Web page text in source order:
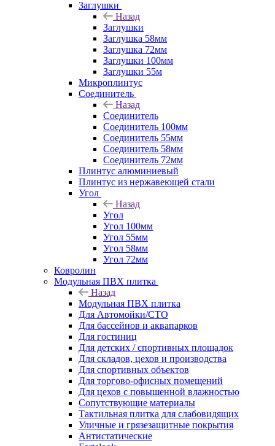
Заглушки
Назад
Заглушки
Заглушка 58мм
Заглушка 72мм
Заглушки 100мм
Заглушки 55м
Микроплинтус
Соединитель
Назад
Соединитель
Соединитель 100мм
Соединитель 55мм
Соединитель 58мм
Соединитель 72мм
Плинтус алюминиевый
Плинтус из нержавеющей стали
Угол
Назад
Угол
Угол 100мм
Угол 55мм
Угол 58мм
Угол 72мм
Ковролин
Модульная ПВХ плитка
Назад
Модульная ПВХ плитка
Для Автомойки/СТО
Для бассейнов и аквапарков
Для гостиниц
Для детских / спортивных площадок
Для складов, цехов и производства
Для спортивных объектов
Для торгово-офисных помещений
Для цехов с повышенной влажностью
Сопутствующие материалы
Тактильная плитка для слабовидящих
Уличные и грязезащитные покрытия
Антистатические